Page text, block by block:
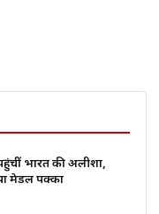
भारत की अलीशा,
मेडल पक्का